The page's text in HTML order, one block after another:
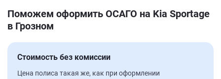
Поможем оформить ОСАГО на Kia Sportage
в Грозном
Стоимость без комиссии
Цена полиса такая же, как при оформлении